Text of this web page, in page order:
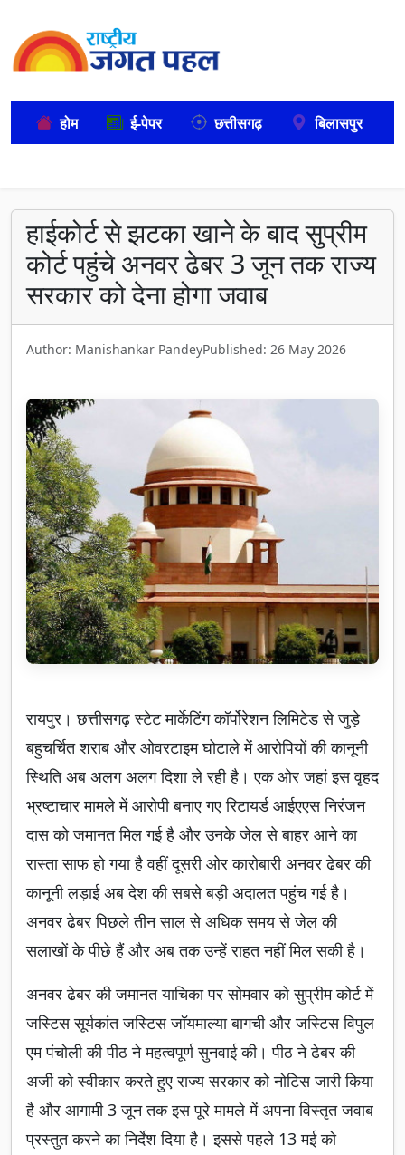
होम ई-पेपर छत्तीसगढ़ बिलासपुर
हाईकोर्ट से झटका खाने के बाद सुप्रीम
कोर्ट पहुंचे अनवर ढेबर 3 जून तक राज्य
सरकार को देना होगा जवाब
Author: Manishankar PandeyPublished: 26 May 2026
रायपुर। छत्तीसगढ़ स्टेट मार्केटिंग कॉर्पोरेशन लिमिटेड से जुड़े
बहुचर्चित शराब और ओवरटाइम घोटाले में आरोपियों की कानूनी
स्थिति अब अलग अलग दिशा ले रही है। एक ओर जहां इस वृहद
भ्रष्टाचार मामले में आरोपी बनाए गए रिटायर्ड आईएएस निरंजन
दास को जमानत मिल गई है और उनके जेल से बाहर आने का
रास्ता साफ हो गया है वहीं दूसरी ओर कारोबारी अनवर ढेबर की
कानूनी लड़ाई अब देश की सबसे बड़ी अदालत पहुंच गई है।
अनवर ढेबर पिछले तीन साल से अधिक समय से जेल की
सलाखों के पीछे हैं और अब तक उन्हें राहत नहीं मिल सकी है।
अनवर ढेबर की जमानत याचिका पर सोमवार को सुप्रीम कोर्ट में
जस्टिस सूर्यकांत जस्टिस जॉयमाल्या बागची और जस्टिस विपुल
एम पंचोली की पीठ ने महत्वपूर्ण सुनवाई की। पीठ ने ढेबर की
अर्जी को स्वीकार करते हुए राज्य सरकार को नोटिस जारी किया
है और आगामी 3 जून तक इस पूरे मामले में अपना विस्तृत जवाब
प्रस्तुत करने का निर्देश दिया है। इससे पहले 13 मई को